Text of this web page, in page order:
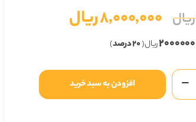
ریال قیمت
اصلی
بود.
۸,۰۰۰,۰۰۰ریالقیمت
فعلی
است.
۲۰۰۰۰۰۰ریال (۲۰ درصد )
افزودن به سبد خرید